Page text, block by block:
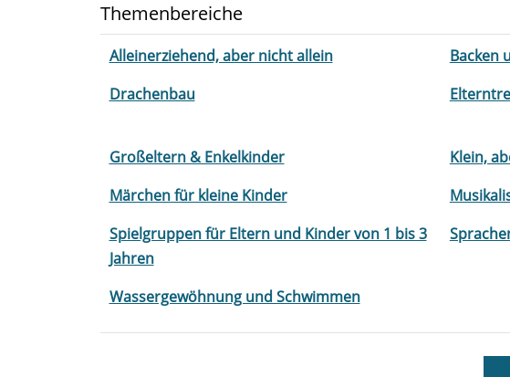
Themenbereiche
Alleinerziehend, aber nicht allein Backen
Drachenbau
Großeltern & Enkelkinder
Klein,
Märchen für kleine Kinder
Spielgruppen für Eltern und Kinder von 1 bis 3
Jahren
Wassergewöhnung und Schwimmen